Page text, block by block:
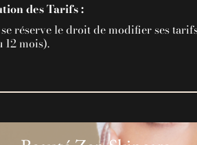
des Tarifs :
se réserve le droit de modifier ses
12 mois).